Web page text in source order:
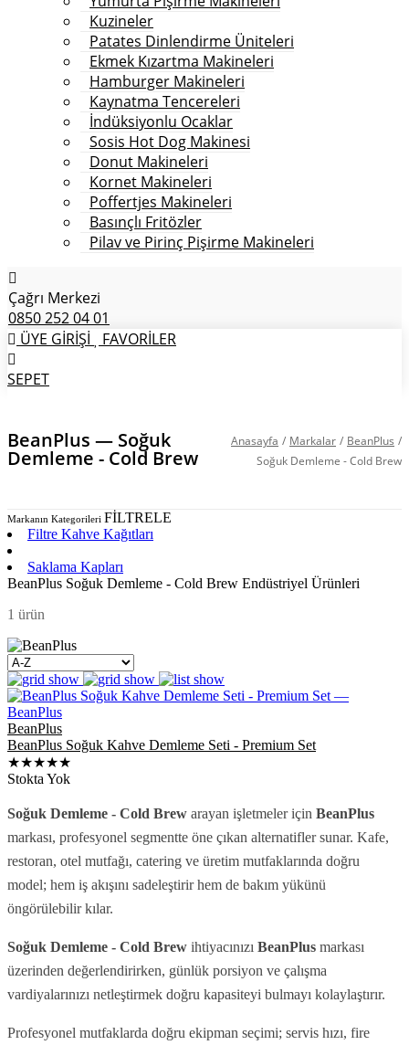
Kuzineler
Patates Dinlendirme Üniteleri
Ekmek Kızartma Makineleri
Hamburger Makineleri
Kaynatma Tencereleri
İndüksiyonlu Ocaklar
Sosis Hot Dog Makinesi
Donut Makineleri
Kornet Makineleri
Poffertjes Makineleri
Basınçlı Fritözler
Pilav ve Pirinç Pişirme Makineleri
Çağrı Merkezi
0850 252 04 01
ÜYE GİRİŞİ
FAVORİLER
SEPET
BeanPlus — Soğuk
Demleme - Cold Brew
Anasayfa / Markalar / BeanPlus /
Soğuk Demleme - Cold Brew
Markanın Kategorileri FİLTRELE
Filtre Kahve Kağıtları
Saklama Kapları
BeanPlus Soğuk Demleme - Cold Brew Endüstriyel Ürünleri
1 ürün
BeanPlus
BeanPlus Soğuk Kahve Demleme Seti - Premium Set
★★★★★
Stokta Yok
Soğuk Demleme - Cold Brew arayan işletmeler için BeanPlus
markası, profesyonel segmentte öne çıkan alternatifler sunar. Kafe,
restoran, otel mutfağı, catering ve üretim mutfaklarında doğru
model; hem iş akışını sadeleştirir hem de bakım yükünü
öngörülebilir kılar.
Soğuk Demleme - Cold Brew ihtiyacınızı BeanPlus markası
üzerinden değerlendirirken, günlük porsiyon ve çalışma
vardiyalarınızı netleştirmek doğru kapasiteyi bulmayı kolaylaştırır.
Profesyonel mutfaklarda doğru ekipman seçimi; servis hızı, fire